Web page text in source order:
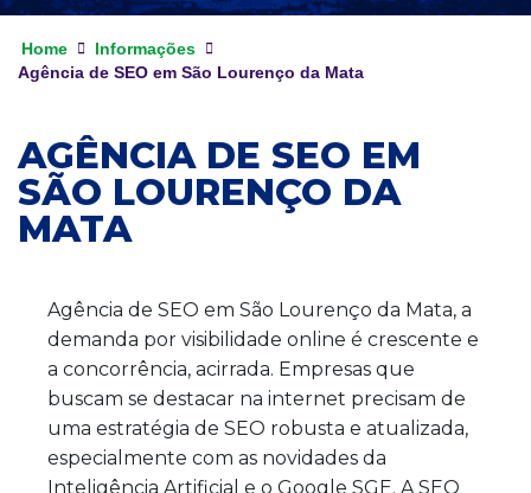
Home
Informações
Agência de SEO em São Lourenço da Mata
AGÊNCIA DE SEO EM
SÃO LOURENÇO DA
MATA
Agência de SEO em São Lourenço da Mata, a
demanda por visibilidade online é crescente e
a concorrência, acirrada. Empresas que
buscam se destacar na internet precisam de
uma estratégia de SEO robusta e atualizada,
especialmente com as novidades da
Inteligência Artificial e o Google SGE. A SEO